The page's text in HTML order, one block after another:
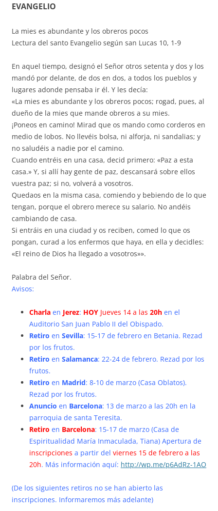
EVANGELIO
La mies es abundante y los obreros pocos
Lectura del santo Evangelio según san Lucas 10, 1-9
En aquel tiempo, designó el Señor otros setenta y dos y los
mandó por delante, de dos en dos, a todos los pueblos y
lugares adonde pensaba ir él. Y les decía:
«La mies es abundante y los obreros pocos; rogad, pues, al
dueño de la mies que mande obreros a su mies.
¡Poneos en camino! Mirad que os mando como corderos en
medio de lobos. No llevéis bolsa, ni alforja, ni sandalias; y
no saludéis a nadie por el camino.
Cuando entréis en una casa, decid primero: «Paz a esta
casa.» Y, si allí hay gente de paz, descansará sobre ellos
vuestra paz; si no, volverá a vosotros.
Quedaos en la misma casa, comiendo y bebiendo de lo que
tengan, porque el obrero merece su salario. No andéis
cambiando de casa.
Si entráis en una ciudad y os reciben, comed lo que os
pongan, curad a los enfermos que haya, en ella y decidles:
«El reino de Dios ha llegado a vosotros»».
Palabra del Señor.
Avisos:
Charla en Jerez: HOY Jueves 14 a las 20h en el
Auditorio San Juan Pablo II del Obispado.
Retiro en Sevilla: 15-17 de febrero en Betania. Rezad
por los frutos.
Retiro en Salamanca: 22-24 de febrero. Rezad por los
frutos.
Retiro en Madrid: 8-10 de marzo (Casa Oblatos).
Rezad por los frutos.
Anuncio en Barcelona: 13 de marzo a las 20h en la
parroquia de santa Teresita.
Retiro en Barcelona: 15-17 de marzo (Casa de
Espiritualidad María Inmaculada, Tiana) Apertura de
inscripciones a partir del viernes 15 de febrero a las
20h. Más información aquí: http://wp.me/p6AdRz-1AO
(De los siguientes retiros no se han abierto las
inscripciones. Informaremos más adelante)